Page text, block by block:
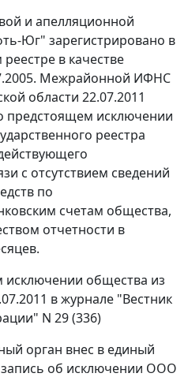
и апелляционной
Юг" зарегистрировано в
в качестве
Межрайонной ИФНС
области 22.07.2011
предстоящем исключении
реестра
с отсутствием сведений
по
счетам общества,
отчетности в
общества из
в журнале "Вестник
N 29 (336)
орган внес в единый
запись об исключении ООО